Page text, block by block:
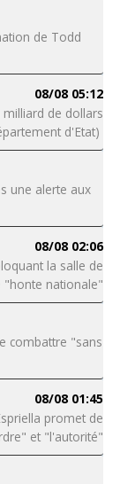
de Todd
08/08 05:12
de dollars
d'Etat)
une alerte aux
08/08 02:06
la salle de
"honte nationale"
combattre "sans
08/08 01:45
promet de
et "l'autorité"